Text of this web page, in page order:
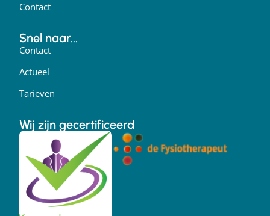
Contact
Snel naar...
Contact
Actueel
Tarieven
Wij zijn gecertificeerd